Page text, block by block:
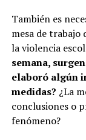
También es
mesa de
la violencia
semana,
elaboró algún
medidas? ¿La
conclusiones o
fenómeno?